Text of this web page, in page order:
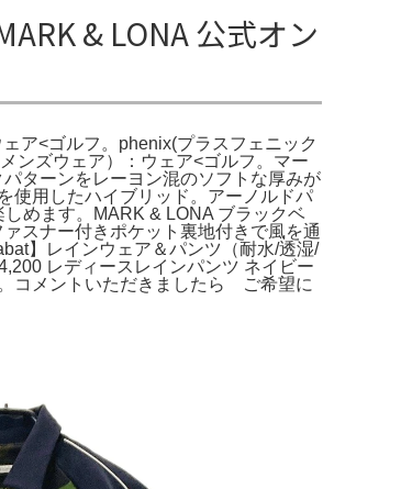
& LONA 公式オン
ア<ゴルフ。phenix(プラスフェニック
ンズウェア）：ウェア<ゴルフ。マー
ターンをレーヨン混のソフトな厚みが
使用したハイブリッド。アーノルドパ
めます。MARK & LONA ブラックベ
スナー付きポケット裏地付きで風を通
】レインウェア＆パンツ（耐水/透湿/
レディースレインパンツ ネイビー
コメントいただきましたら ご希望に